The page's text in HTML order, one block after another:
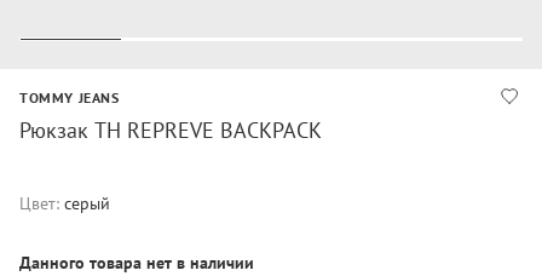
TOMMY JEANS
Рюкзак TH REPREVE BACKPACK
Цвет: серый
Данного товара нет в наличии